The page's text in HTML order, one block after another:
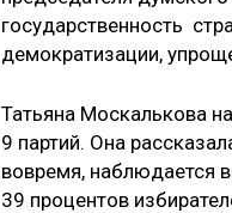
государственность
демократизации,
Татьяна Москалькова
9 партий. Она
вовремя, наблюдается
39 процентов